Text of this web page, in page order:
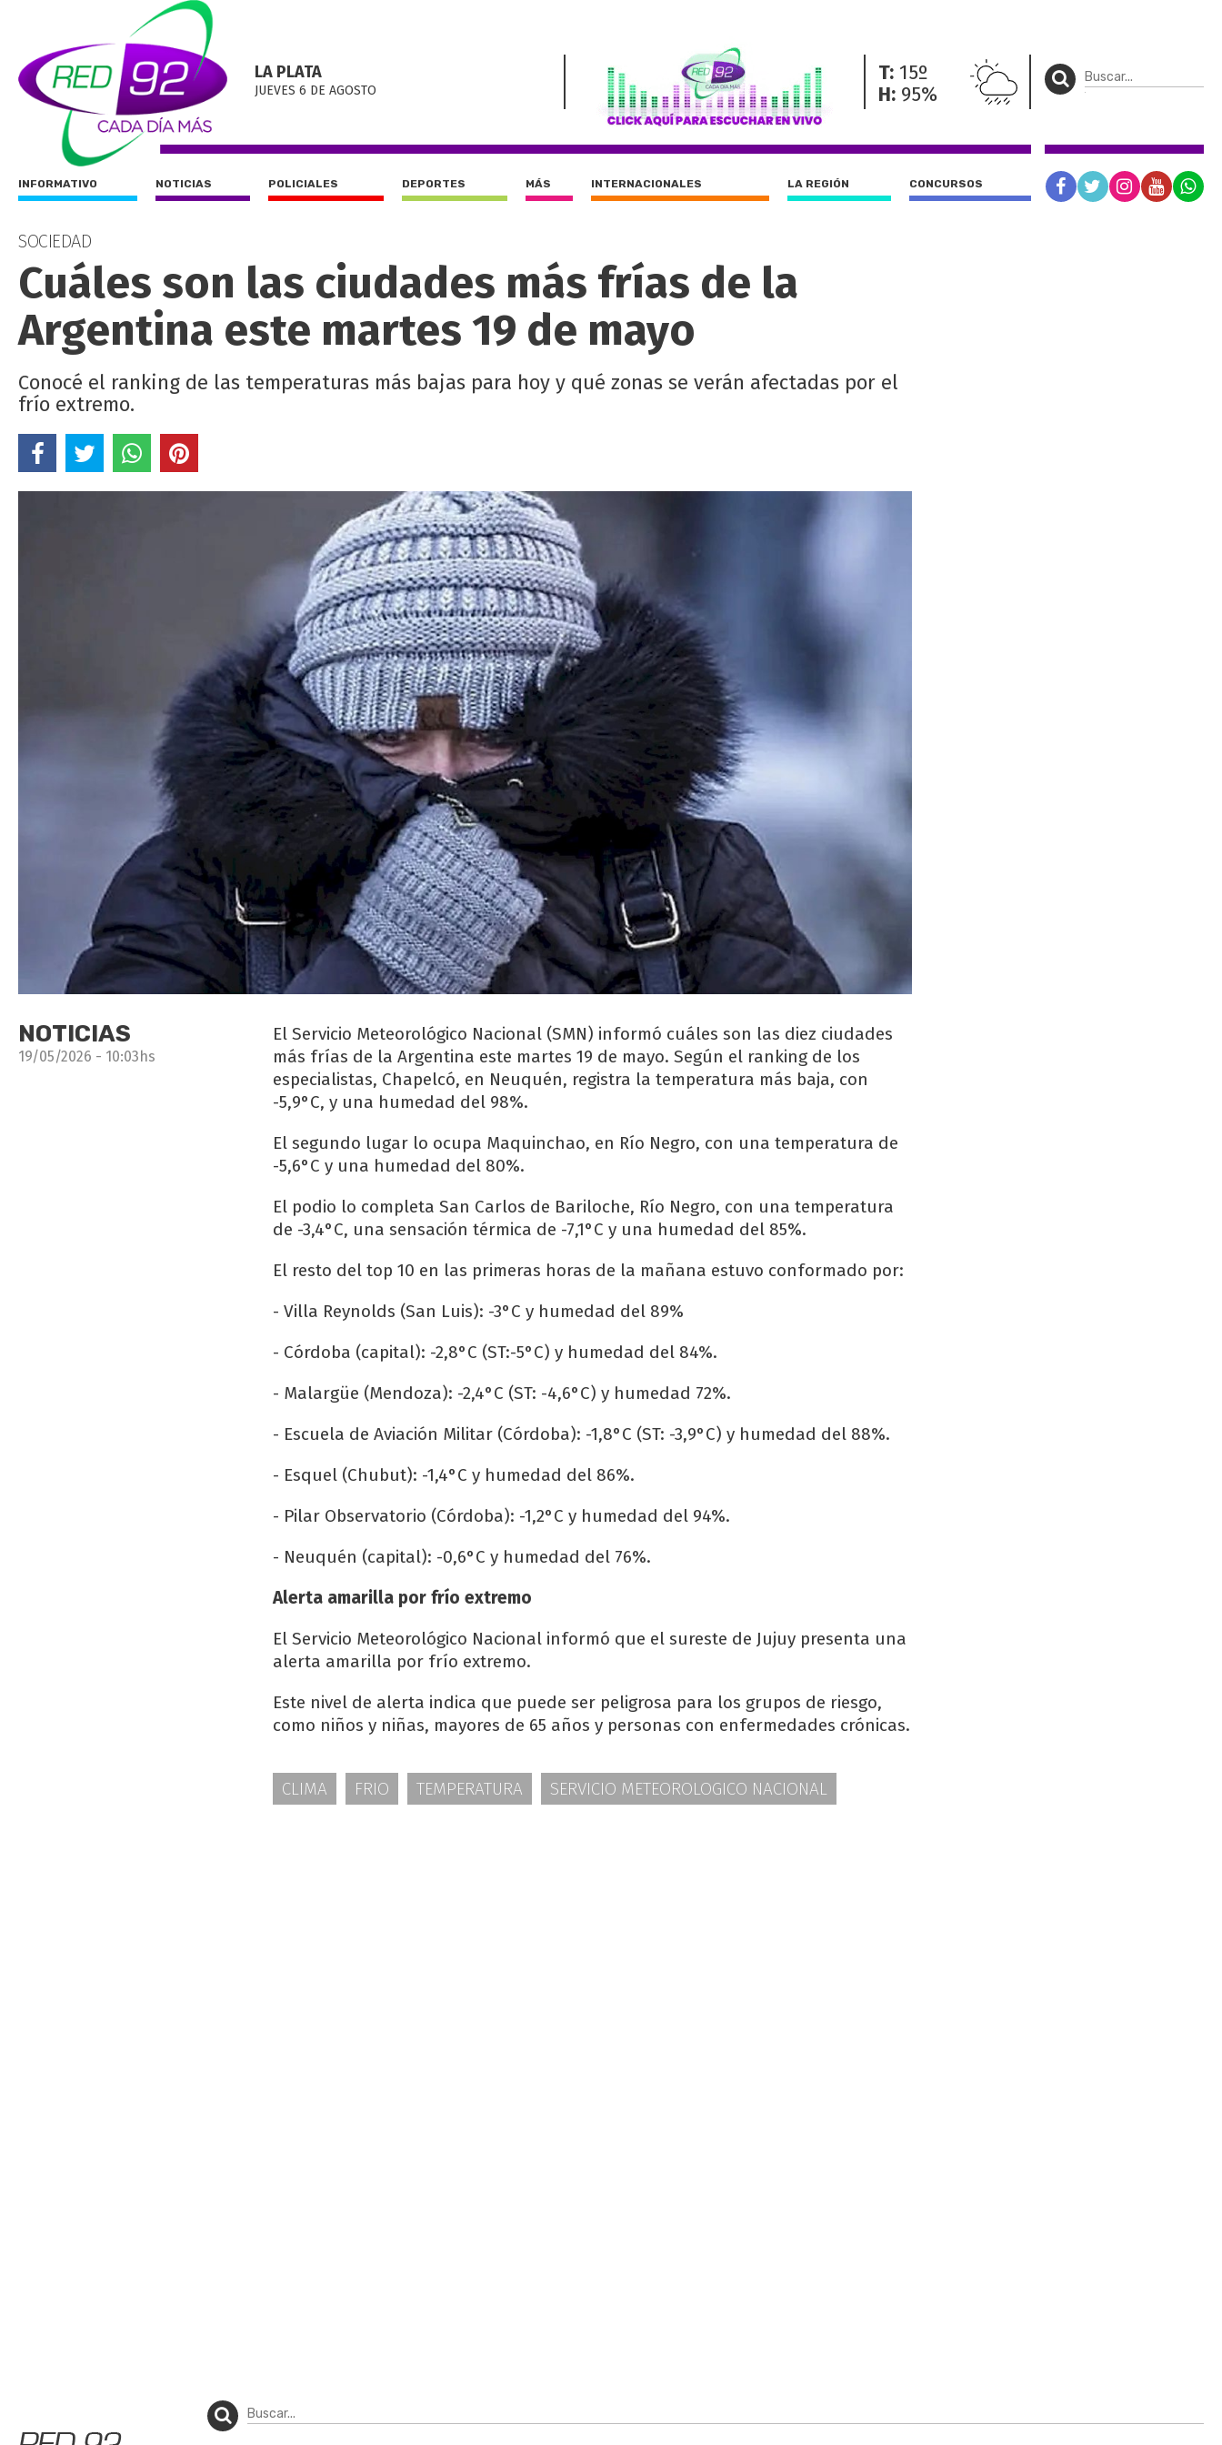
LA PLATA
JUEVES 6 DE AGOSTO
T: 15º
H: 95%
INFORMATIVO NOTICIAS POLICIALES DEPORTES MÁS INTERNACIONALES LA REGIÓN CONCURSOS
SOCIEDAD
Cuáles son las ciudades más frías de la
Argentina este martes 19 de mayo
Conocé el ranking de las temperaturas más bajas para hoy y qué zonas se verán afectadas por el
frío extremo.
NOTICIAS
19/05/2026 - 10:03hs
El Servicio Meteorológico Nacional (SMN) informó cuáles son las diez ciudades
más frías de la Argentina este martes 19 de mayo. Según el ranking de los
especialistas, Chapelcó, en Neuquén, registra la temperatura más baja, con
-5,9°C, y una humedad del 98%.
El segundo lugar lo ocupa Maquinchao, en Río Negro, con una temperatura de
-5,6°C y una humedad del 80%.
El podio lo completa San Carlos de Bariloche, Río Negro, con una temperatura
de -3,4°C, una sensación térmica de -7,1°C y una humedad del 85%.
El resto del top 10 en las primeras horas de la mañana estuvo conformado por:
- Villa Reynolds (San Luis): -3°C y humedad del 89%
- Córdoba (capital): -2,8°C (ST:-5°C) y humedad del 84%.
- Malargüe (Mendoza): -2,4°C (ST: -4,6°C) y humedad 72%.
- Escuela de Aviación Militar (Córdoba): -1,8°C (ST: -3,9°C) y humedad del 88%.
- Esquel (Chubut): -1,4°C y humedad del 86%.
- Pilar Observatorio (Córdoba): -1,2°C y humedad del 94%.
- Neuquén (capital): -0,6°C y humedad del 76%.
Alerta amarilla por frío extremo
El Servicio Meteorológico Nacional informó que el sureste de Jujuy presenta una
alerta amarilla por frío extremo.
Este nivel de alerta indica que puede ser peligrosa para los grupos de riesgo,
como niños y niñas, mayores de 65 años y personas con enfermedades crónicas.
CLIMA FRIO TEMPERATURA SERVICIO METEOROLOGICO NACIONAL